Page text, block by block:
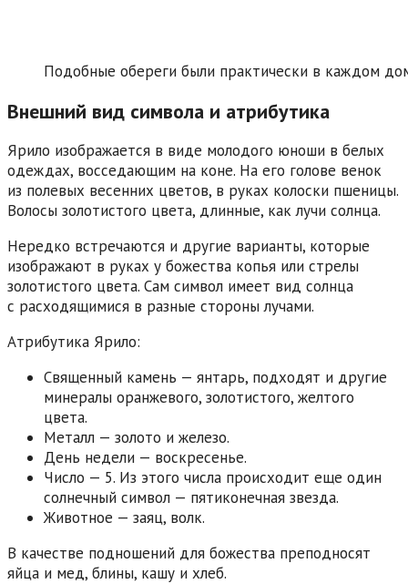
Подобные обереги были практически в каждом
Внешний вид символа и атрибутика
Ярило изображается в виде молодого юноши в белых
одеждах, восседающим на коне. На его голове венок
из полевых весенних цветов, в руках колоски пшеницы.
Волосы золотистого цвета, длинные, как лучи солнца.
Нередко встречаются и другие варианты, которые
изображают в руках у божества копья или стрелы
золотистого цвета. Сам символ имеет вид солнца
с расходящимися в разные стороны лучами.
Атрибутика Ярило:
Священный камень — янтарь, подходят и другие
минералы оранжевого, золотистого, желтого
цвета.
Металл — золото и железо.
День недели — воскресенье.
Число — 5. Из этого числа происходит еще один
солнечный символ — пятиконечная звезда.
Животное — заяц, волк.
В качестве подношений для божества преподносят
яйца и мед, блины, кашу и хлеб.